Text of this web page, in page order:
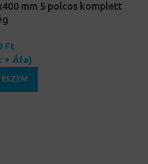
mm 5 polcos komplett
Ft
+ Áfa)